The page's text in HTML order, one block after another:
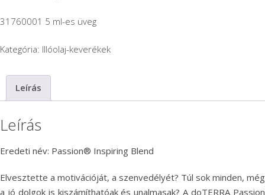
31760001 5 ml-es üveg
Kategória: Illóolaj-keverékek
Leírás
Leírás
Eredeti név: Passion® Inspiring Blend
Elvesztette a motivációját, a szenvedélyét? Túl sok minden, még
a jó dolgok is kiszámíthatóak és unalmasak? A doTERRA Passion